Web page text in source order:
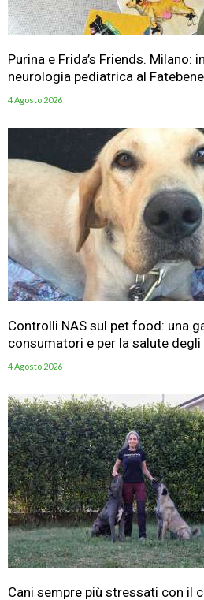
Purina e Frida’s Friends. Milano:
neurologia pediatrica al
4 Agosto 2026
Controlli NAS sul pet food: una
consumatori e per la salute degli
4 Agosto 2026
Cani sempre più stressati con il